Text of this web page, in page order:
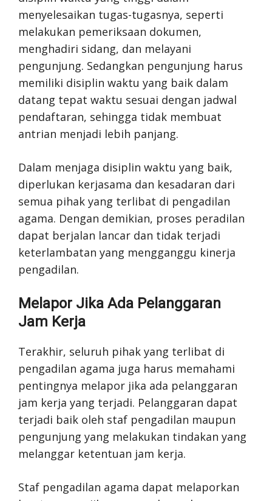
menyelesaikan tugas-tugasnya, seperti
melakukan pemeriksaan dokumen,
menghadiri sidang, dan melayani
pengunjung. Sedangkan pengunjung harus
memiliki disiplin waktu yang baik dalam
datang tepat waktu sesuai dengan jadwal
pendaftaran, sehingga tidak membuat
antrian menjadi lebih panjang.
Dalam menjaga disiplin waktu yang baik,
diperlukan kerjasama dan kesadaran dari
semua pihak yang terlibat di pengadilan
agama. Dengan demikian, proses peradilan
dapat berjalan lancar dan tidak terjadi
keterlambatan yang mengganggu kinerja
pengadilan.
Melapor Jika Ada Pelanggaran
Jam Kerja
Terakhir, seluruh pihak yang terlibat di
pengadilan agama juga harus memahami
pentingnya melapor jika ada pelanggaran
jam kerja yang terjadi. Pelanggaran dapat
terjadi baik oleh staf pengadilan maupun
pengunjung yang melakukan tindakan yang
melanggar ketentuan jam kerja.
Staf pengadilan agama dapat melaporkan